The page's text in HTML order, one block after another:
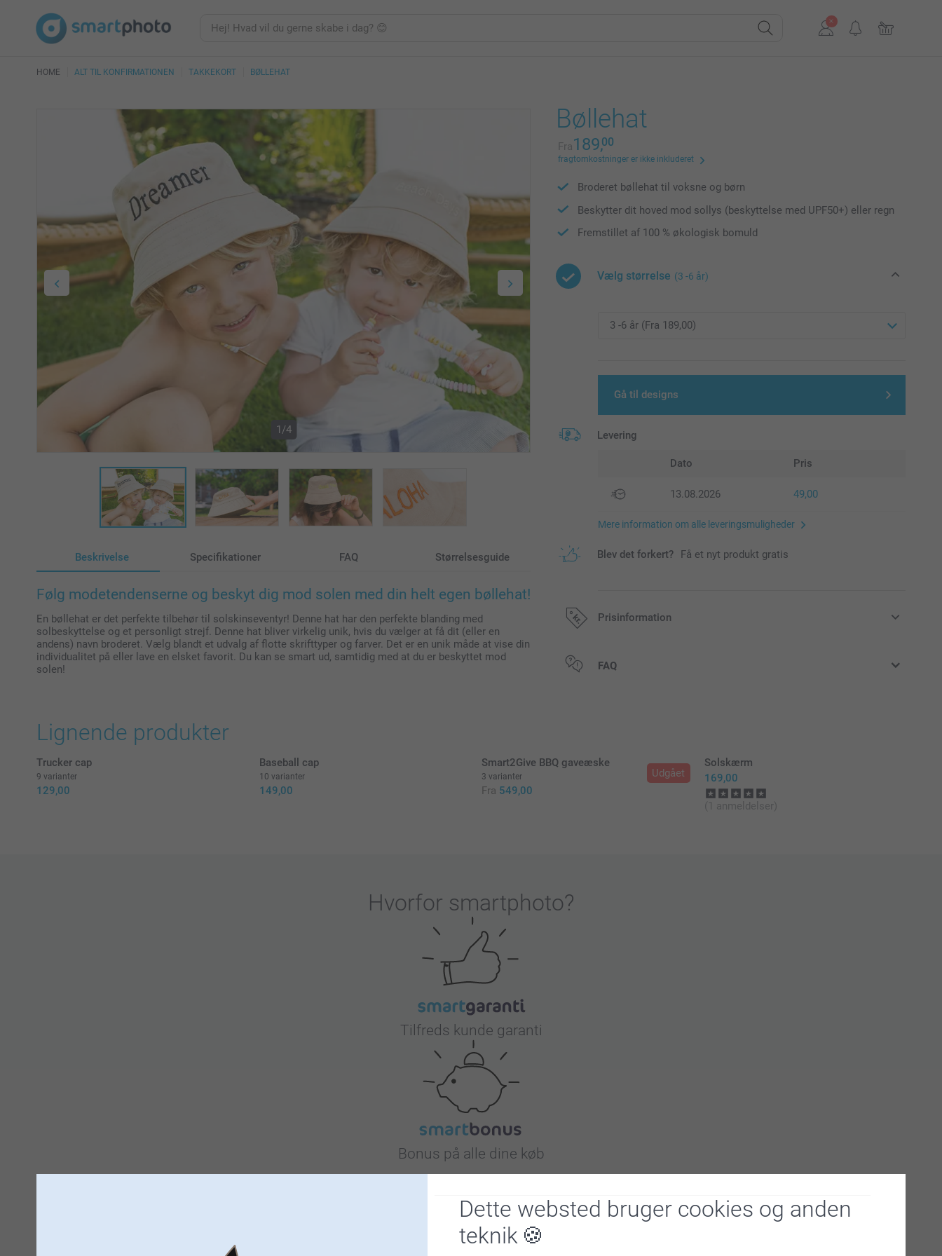
Dette websted bruger cookies og anden
teknik
HOME ALT TIL KONFIRMATIONEN TAKKEKORT BØLLEHAT
1/4
Beskrivelse Specifikationer FAQ Størrelsesguide
Følg modetendenserne og beskyt dig mod solen med din helt egen bøllehat!
En bøllehat er det perfekte tilbehør til solskinseventyr! Denne hat har den perfekte blanding med
solbeskyttelse og et personligt strejf. Denne hat bliver virkelig unik, hvis du vælger at få dit (eller en
andens) navn broderet. Vælg blandt et udvalg af flotte skrifttyper og farver. Det er en unik måde at vise din
individualitet på eller lave en elsket favorit. Du kan se smart ud, samtidig med at du er beskyttet mod
solen!
Bøllehat
Fra189,00
fragtomkostninger er ikke inkluderet
Broderet bøllehat til voksne og børn
Beskytter dit hoved mod sollys (beskyttelse med UPF50+) eller regn
Fremstillet af 100 % økologisk bomuld
Vælg størrelse (3 -6 år)
Gå til designs
Levering
Dato Pris
13.08.2026 49,00
Mere information om alle leveringsmuligheder
Blev det forkert? Få et nyt produkt gratis
Prisinformation
Alle priser inklusive moms og uden forsendelsesomkostninger
FAQ
Lignende produkter
Trucker cap
9 varianter
129,00
Baseball cap
10 varianter
149,00
Udgået
Smart2Give BBQ gaveæske
3 varianter
Fra 549,00
Solskærm
169,00
(1 anmeldelser)
Hvorfor smartphoto?
Tilfreds kunde garanti
Bonus på alle dine køb